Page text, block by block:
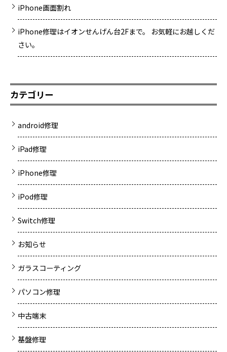
iPhone画面割れ
iPhone修理はイオンせんげん台2Fまで。 お気軽にお越しくだ
さい。
カテゴリー
android修理
iPad修理
iPhone修理
iPod修理
Switch修理
お知らせ
ガラスコーティング
パソコン修理
中古端末
基盤修理